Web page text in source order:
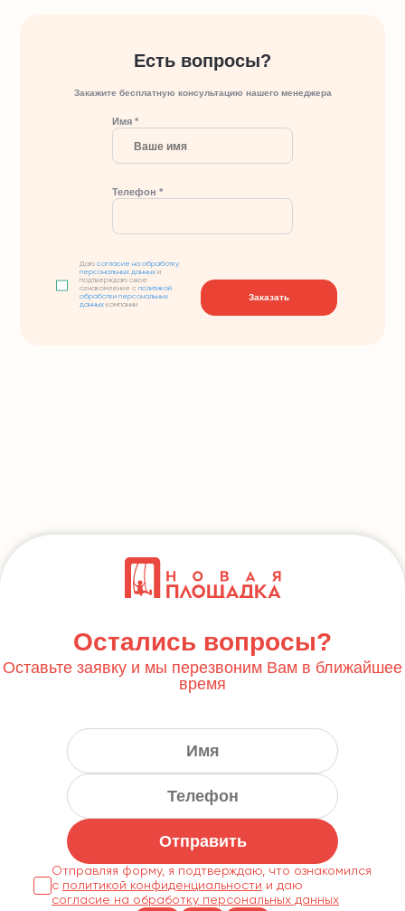
Есть вопросы?
Закажите бесплатную консультацию нашего менеджера
Имя *
Телефон *
Даюсогласие на обработку
персональных данных и
подтверждаю свое
ознакомление сполитикой
обработки персональных
данных компании
Заказать
Остались вопросы?
Оставьте заявку и мы перезвоним Вам в ближайшее
время
Отправить
Отправляя форму, я подтверждаю, что ознакомился
с политикой конфиденциальности
согласие на обработку персональных данных